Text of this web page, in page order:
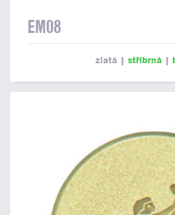
EM08
zlatá | stříbrná |